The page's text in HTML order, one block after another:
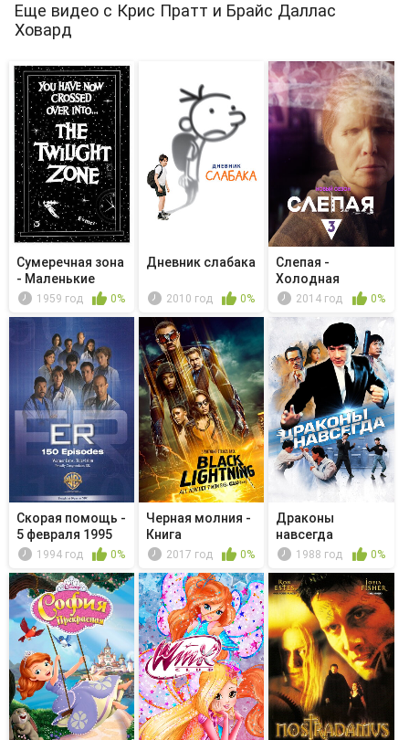
Еще видео с Крис Пратт и Брайс Даллас
Ховард
Сумеречная зона
- Маленькие
люди1959 год 0%
Дневник слабака
2010 год 0%
Слепая -
Холодная
постель
2014 год 0%
Скорая помощь -
5 февраля 1995
года1994 год 0%
Черная молния -
Книга
объединения.
2017 год 0%
Драконы
навсегда
1988 год 0%